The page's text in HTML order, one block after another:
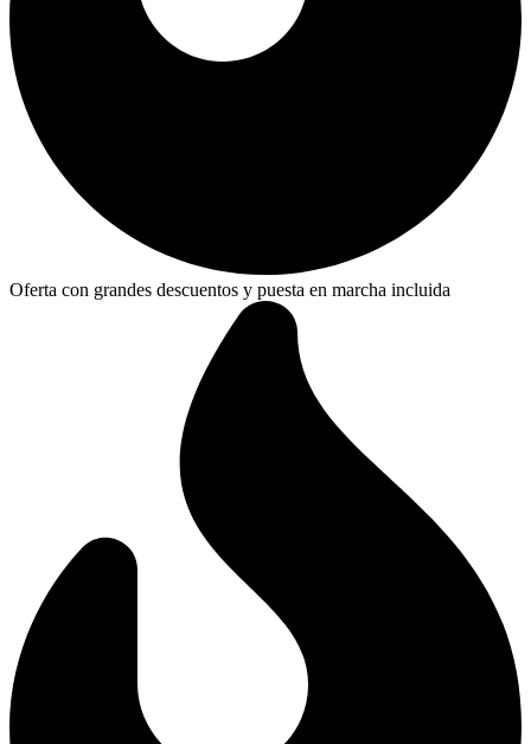
Oferta con grandes descuentos y puesta en marcha incluida